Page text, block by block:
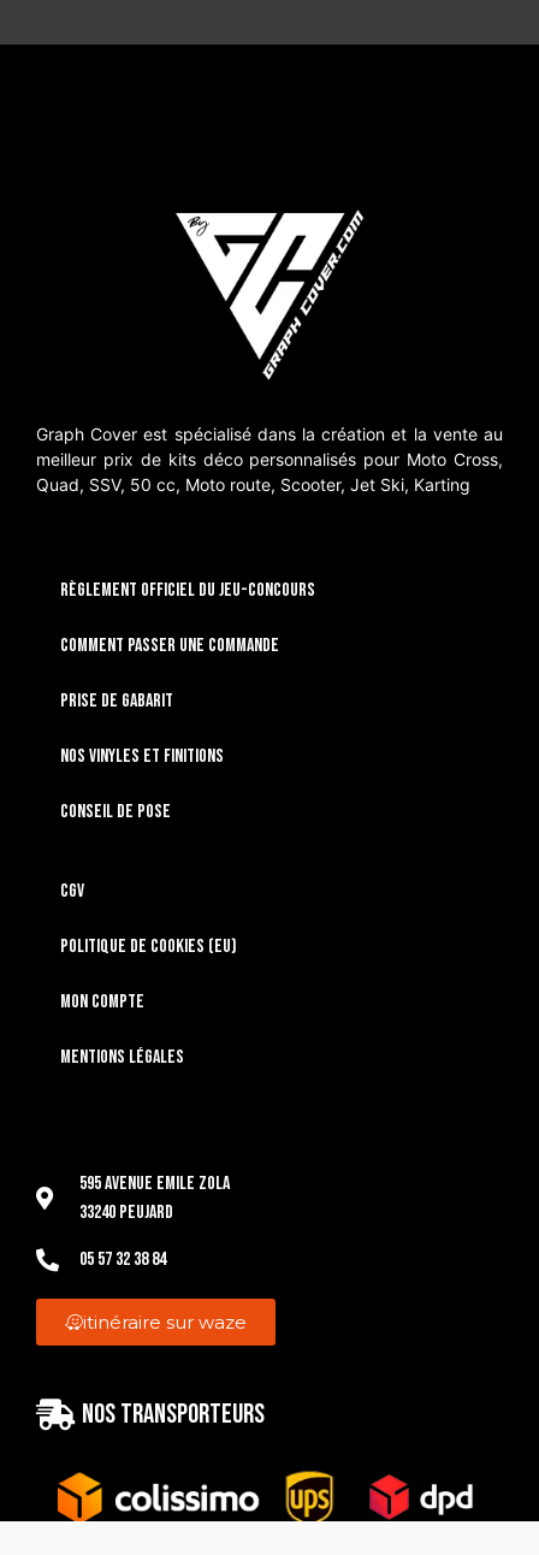
Graph Cover est spécialisé dans la création et la vente au
meilleur prix de kits déco personnalisés pour Moto Cross,
Quad, SSV, 50 cc, Moto route, Scooter, Jet Ski, Karting
RÈGLEMENT OFFICIEL DU JEU-CONCOURS
Comment passer une commande
Prise de gabarit
Nos vinyles et finitions
Conseil de pose
CGV
Politique de cookies (EU)
Mon compte
Mentions légales
595 Avenue Emile Zola
33240 Peujard
05 57 32 38 84
itinéraire sur waze
Nos transporteurs